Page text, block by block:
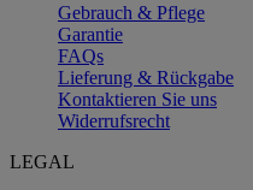
Gebrauch & Pflege
Garantie
FAQs
Lieferung & Rückgabe
Kontaktieren Sie uns
Widerrufsrecht
LEGAL